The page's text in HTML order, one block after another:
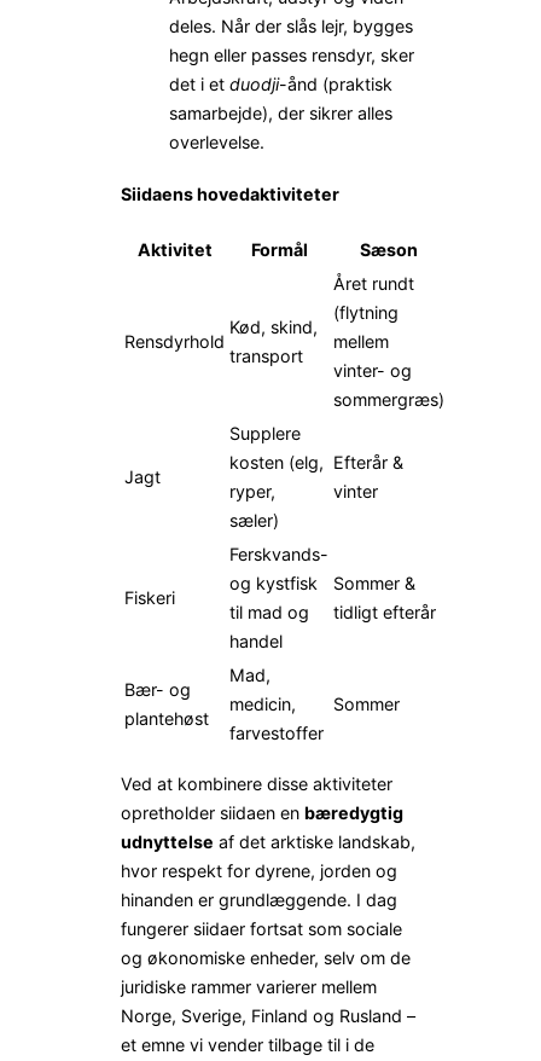
deles. Når der slås lejr, bygges
hegn eller passes rensdyr, sker
det i et duodji-ånd (praktisk
samarbejde), der sikrer alles
overlevelse.
Siidaens hovedaktiviteter
Aktivitet Formål Sæson
Rensdyrhold
Kød, skind,
transport
Året rundt
(flytning
mellem
vinter- og
sommergræs)
Jagt
Supplere
kosten (elg,
ryper,
sæler)
Efterår &
vinter
Fiskeri
Ferskvands-
og kystfisk
til mad og
handel
Sommer &
tidligt efterår
Bær- og
plantehøst
Mad,
medicin,
farvestoffer
Sommer
Ved at kombinere disse aktiviteter
opretholder siidaen en bæredygtig
udnyttelse af det arktiske landskab,
hvor respekt for dyrene, jorden og
hinanden er grundlæggende. I dag
fungerer siidaer fortsat som sociale
og økonomiske enheder, selv om de
juridiske rammer varierer mellem
Norge, Sverige, Finland og Rusland –
et emne vi vender tilbage til i de